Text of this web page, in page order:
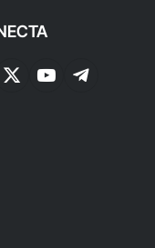
X
YouTubeTelegram